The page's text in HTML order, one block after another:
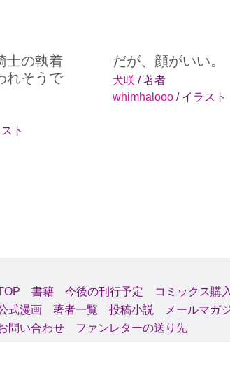
士の執着
れそうで
ト
だが、顔がいい。
犬咲 / 著者
whimhalooo / イラスト
書籍 今後の刊行予定 コミックス購
式漫画
著者一覧 投稿小説 メールマガ
問い合わせ
ファンレターの送り先